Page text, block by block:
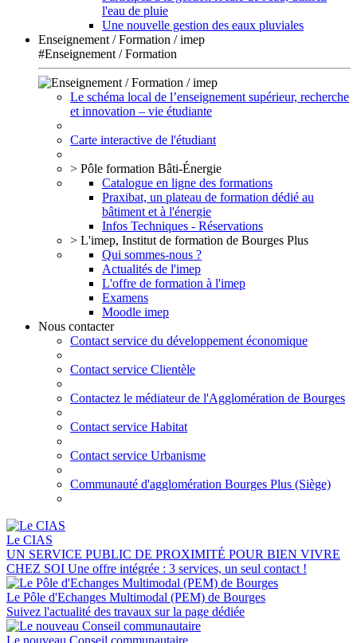
l'eau de pluie
Une nouvelle gestion des eaux pluviales
Enseignement / Formation / imep
#Enseignement / Formation
Le schéma local de l’enseignement supérieur, recherche
et innovation – vie étudiante
Carte interactive de l'étudiant
> Pôle formation Bâti-Énergie
Catalogue en ligne des formations
Praxibat, un plateau de formation dédié au
bâtiment et à l'énergie
Infos Techniques - Réservations
> L'imep, Institut de formation de Bourges Plus
Qui sommes-nous ?
Actualités de l'imep
L'offre de formation à l'imep
Examens
Moodle imep
Nous contacter
Contact service du développement économique
Contact service Clientèle
Contactez le médiateur de l'Agglomération de Bourges
Contact service Habitat
Contact service Urbanisme
Communauté d'agglomération Bourges Plus (Siège)
Le CIAS
UN SERVICE PUBLIC DE PROXIMITÉ POUR BIEN VIVRE
CHEZ SOI Une offre intégrée : 3 services, un seul contact !
Le Pôle d'Echanges Multimodal (PEM) de Bourges
Suivez l'actualité des travaux sur la page dédiée
Le nouveau Conseil communautaire